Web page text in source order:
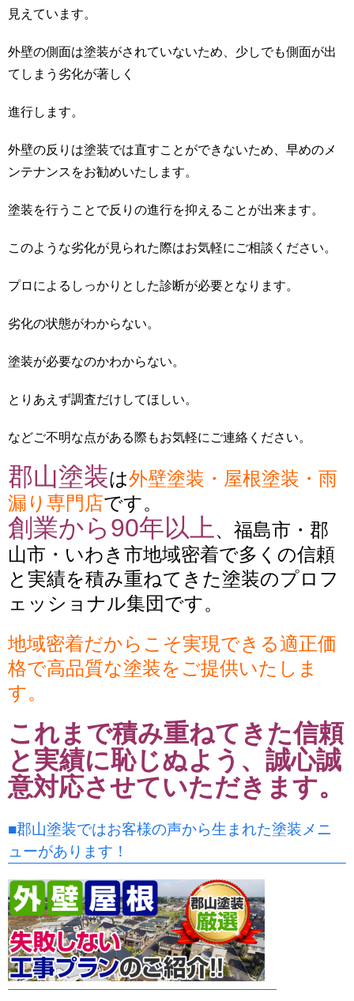
見えています。
外壁の側面は塗装がされていないため、少しでも側面が出
てしまう劣化が著しく
進行します。
外壁の反りは塗装では直すことができないため、早めのメ
ンテナンスをお勧めいたします。
塗装を行うことで反りの進行を抑えることが出来ます。
このような劣化が見られた際はお気軽にご相談ください。
プロによるしっかりとした診断が必要となります。
劣化の状態がわからない。
塗装が必要なのかわからない。
とりあえず調査だけしてほしい。
などご不明な点がある際もお気軽にご連絡ください。
郡山塗装は外壁塗装・屋根塗装・雨
漏り専門店です。
創業から90年以上 、福島市・郡
山市・いわき市地域密着で多くの信頼
と実績を積み重ねてきた塗装のプロフ
ェッショナル集団です。
地域密着だからこそ実現できる適正価
格で高品質な塗装をご提供いたしま
す。
これまで積み重ねてきた信頼
と実績に恥じぬよう、誠心誠
意対応させていただきます。
■郡山塗装ではお客様の声から生まれた塗装メニ
ューがあります！